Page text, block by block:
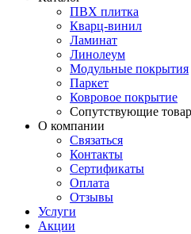
ПВХ плитка
Кварц-винил
Ламинат
Линолеум
Модульные покрытия
Паркет
Ковровое покрытие
Сопутствующие
О компании
Связаться
Контакты
Сертификаты
Оплата
Отзывы
Услуги
Акции